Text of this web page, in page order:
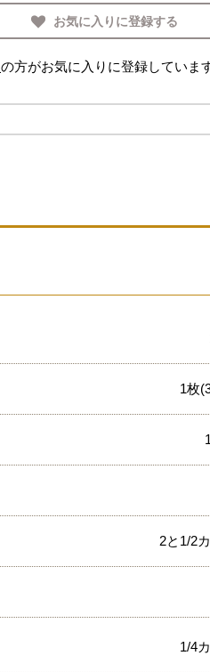
お気に入りに登録する
の方がお気に入りに登録しています
1枚
2と1/2
1/4